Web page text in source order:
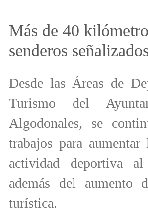
Más de 40
senderos señalizados
Desde las Áreas de
Turismo del
Algodonales, se
trabajos para
actividad deportiva
además del aumento
turística.